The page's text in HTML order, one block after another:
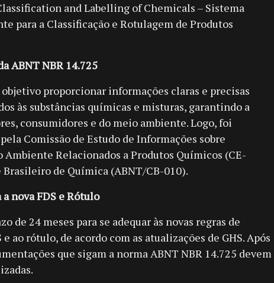
and Labelling of Chemicals – Sistema
para a Classificação e Rotulagem de Produtos
ABNT NBR 14.725
proporcionar informações claras e precisas
às substâncias químicas e misturas, garantindo a
consumidores e do meio ambiente. Logo, foi
Comissão de Estudo de Informações sobre
Ambiente Relacionados a Produtos Químicos (CE-
de Química (ABNT/CB-010).
nova FDS e Rótulo
de 24 meses para se adequar às novas regras de
ao rótulo, de acordo com as atualizações de GHS. Após
que sigam a norma ABNT NBR 14.725 devem